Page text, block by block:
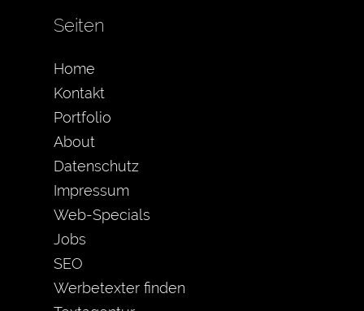
Seiten
Home
Kontakt
Portfolio
About
Datenschutz
Impressum
Web-Specials
Jobs
SEO
Werbetexter finden